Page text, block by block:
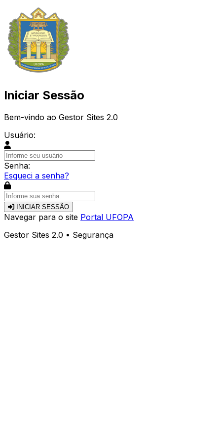
Iniciar Sessão
Bem-vindo ao Gestor Sites 2.0
Usuário:
Senha:
Esqueci a senha?
INICIAR SESSÃO
Navegar para o site Portal UFOPA
Gestor Sites 2.0 • Segurança